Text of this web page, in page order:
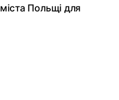
Польщі для